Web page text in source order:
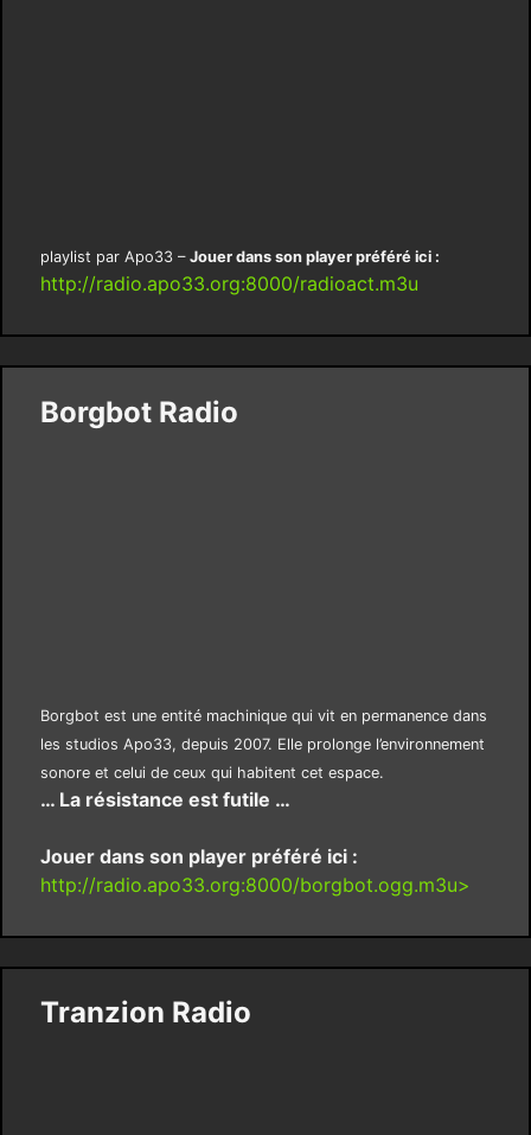
playlist par Apo33 – Jouer dans son player préféré ici :
http://radio.apo33.org:8000/radioact.m3u
Borgbot Radio
Borgbot est une entité machinique qui vit en permanence dans
les studios Apo33, depuis 2007. Elle prolonge l’environnement
sonore et celui de ceux qui habitent cet espace.
… La résistance est futile …
Jouer dans son player préféré ici :
http://radio.apo33.org:8000/borgbot.ogg.m3u>
Tranzion Radio